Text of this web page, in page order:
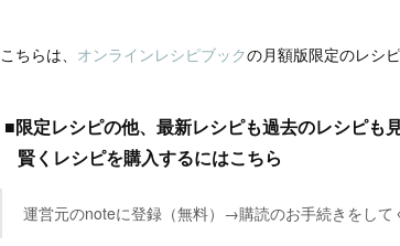
こちらは、 オンラインレシピブックの月額版限定のレシピ
■限定レシピの他、最新レシピも過去のレシピも
賢くレシピを購入するにはこちら
運営元のnoteに登録（無料）→購読のお手続きをして